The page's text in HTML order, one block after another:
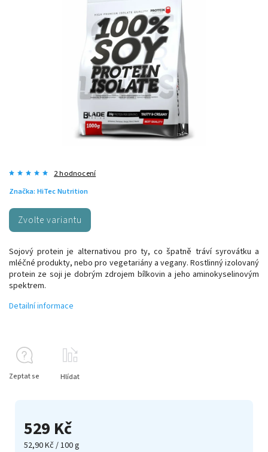
2 hodnocení
Značka: HiTec Nutrition
529 Kč
52,90 Kč / 100 g
Zvolte variantu
Sojový protein je alternativou pro ty, co špatně tráví syrovátku a
mléčné produkty, nebo pro vegetariány a vegany. Rostlinný izolovaný
protein ze soji je dobrým zdrojem bílkovin a jeho aminokyselinovým
spektrem.
Detailní informace
Zeptat se Hlídat